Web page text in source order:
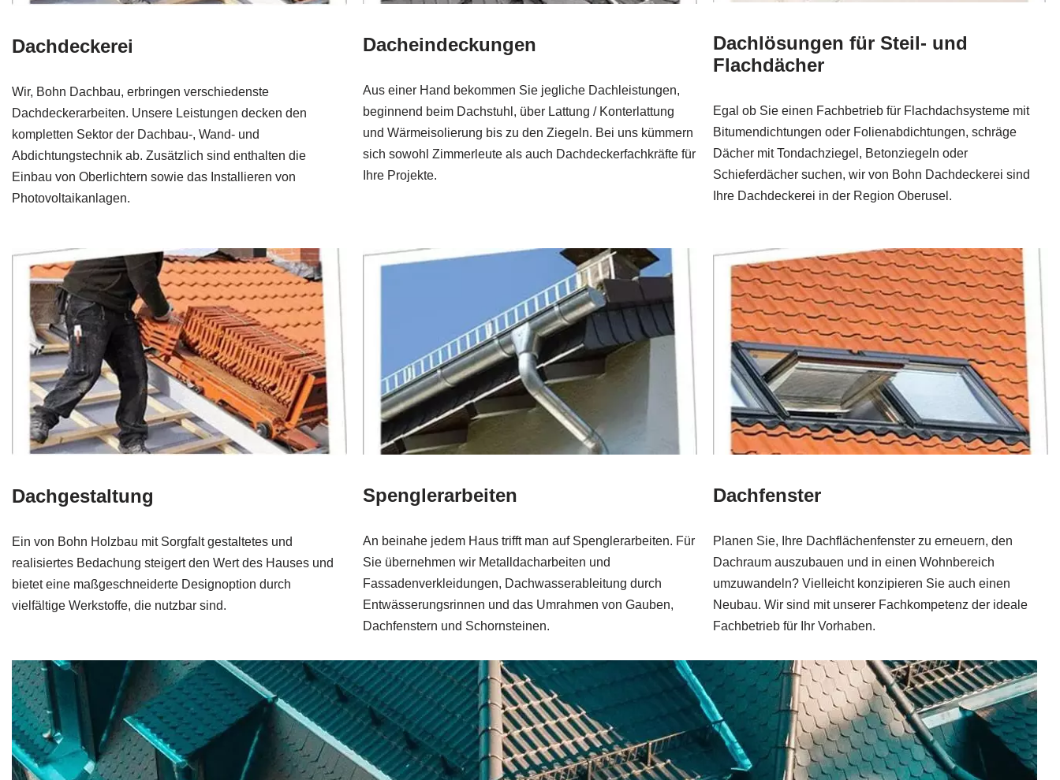
Dachdeckerei
Wir, Bohn Dachbau, erbringen verschiedenste
Dachdeckerarbeiten. Unsere Leistungen decken den
kompletten Sektor der Dachbau-, Wand- und
Abdichtungstechnik ab. Zusätzlich sind enthalten die
Einbau von Oberlichtern sowie das Installieren von
Photovoltaikanlagen.
Dacheindeckungen
Aus einer Hand bekommen Sie jegliche Dachleistungen,
beginnend beim Dachstuhl, über Lattung / Konterlattung
und Wärmeisolierung bis zu den Ziegeln. Bei uns kümmern
sich sowohl Zimmerleute als auch Dachdeckerfachkräfte für
Ihre Projekte.
Dachlösungen für Steil- und
Flachdächer
Egal ob Sie einen Fachbetrieb für Flachdachsysteme mit
Bitumendichtungen oder Folienabdichtungen, schräge
Dächer mit Tondachziegel, Betonziegeln oder
Schieferdächer suchen, wir von Bohn Dachdeckerei sind
Ihre Dachdeckerei in der Region Oberusel.
Dachgestaltung
Ein von Bohn Holzbau mit Sorgfalt gestaltetes und
realisiertes Bedachung steigert den Wert des Hauses und
bietet eine maßgeschneiderte Designoption durch
vielfältige Werkstoffe, die nutzbar sind.
Spenglerarbeiten
An beinahe jedem Haus trifft man auf Spenglerarbeiten. Für
Sie übernehmen wir Metalldacharbeiten und
Fassadenverkleidungen, Dachwasserableitung durch
Entwässerungsrinnen und das Umrahmen von Gauben,
Dachfenstern und Schornsteinen.
Dachfenster
Planen Sie, Ihre Dachflächenfenster zu erneuern, den
Dachraum auszubauen und in einen Wohnbereich
umzuwandeln? Vielleicht konzipieren Sie auch einen
Neubau. Wir sind mit unserer Fachkompetenz der ideale
Fachbetrieb für Ihr Vorhaben.